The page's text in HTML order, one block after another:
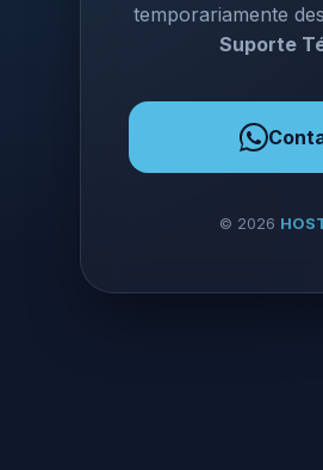
temporariamente
Suporte
© 2026